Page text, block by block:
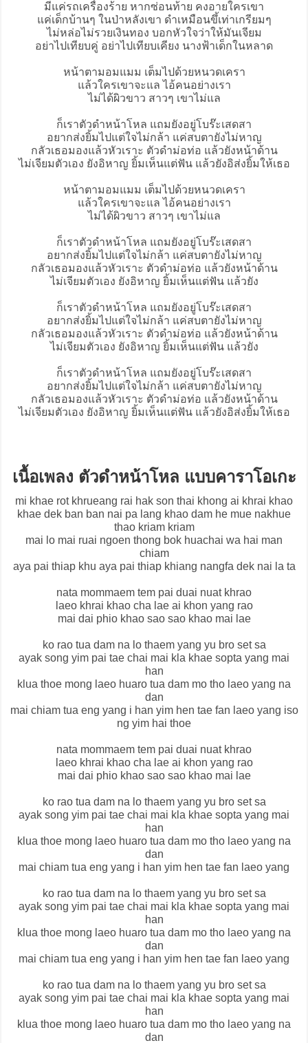
มีแค่รถเครื่องร้าย หากซ่อนท้าย คงอายใครเขา
แค่เด็กบ้านๆ ในป่าหลังเขา ดำเหมือนขึ้เท่าเกรียมๆ
ไม่หล่อไม่รวยเงินทอง บอกหัวใจว่าให้มันเจียม
อย่าไปเทียบคู่ อย่าไปเทียบเคียง นางฟ้าเด็กในหลาด
หน้าตามอมแมม เต็มไปด้วยหนวดเครา
แล้วใครเขาจะแล ไอ้คนอย่างเรา
ไม่ได้ผิวขาว สาวๆ เขาไม่แล
ก็เราตัวดำหน้าโหล แถมยังอยู่โบร๊ะเสดสา
อยากส่งยิ้มไปแต่ใจไม่กล้า แค่สบตายังไม่หาญ
กลัวเธอมองแล้วหัวเราะ ตัวดำม่อท่อ แล้วยังหน้าด้าน
ไม่เจียมตัวเอง ยังอิหาญ ยิ้มเห็นแต่ฟัน แล้วยังอิส่งยิ้มให้เธอ
หน้าตามอมแมม เต็มไปด้วยหนวดเครา
แล้วใครเขาจะแล ไอ้คนอย่างเรา
ไม่ได้ผิวขาว สาวๆ เขาไม่แล
ก็เราตัวดำหน้าโหล แถมยังอยู่โบร๊ะเสดสา
อยากส่งยิ้มไปแต่ใจไม่กล้า แค่สบตายังไม่หาญ
กลัวเธอมองแล้วหัวเราะ ตัวดำม่อท่อ แล้วยังหน้าด้าน
ไม่เจียมตัวเอง ยังอิหาญ ยิ้มเห็นแต่ฟัน แล้วยัง
ก็เราตัวดำหน้าโหล แถมยังอยู่โบร๊ะเสดสา
อยากส่งยิ้มไปแต่ใจไม่กล้า แค่สบตายังไม่หาญ
กลัวเธอมองแล้วหัวเราะ ตัวดำม่อท่อ แล้วยังหน้าด้าน
ไม่เจียมตัวเอง ยังอิหาญ ยิ้มเห็นแต่ฟัน แล้วยัง
ก็เราตัวดำหน้าโหล แถมยังอยู่โบร๊ะเสดสา
อยากส่งยิ้มไปแต่ใจไม่กล้า แค่สบตายังไม่หาญ
กลัวเธอมองแล้วหัวเราะ ตัวดำม่อท่อ แล้วยังหน้าด้าน
ไม่เจียมตัวเอง ยังอิหาญ ยิ้มเห็นแต่ฟัน แล้วยังอิส่งยิ้มให้เธอ
เนื้อเพลง ตัวดำหน้าโหล แบบคาราโอเกะ
mi khae rot khrueang rai hak son thai khong ai khrai khao
khae dek ban ban nai pa lang khao dam he mue nakhue
thao kriam kriam
mai lo mai ruai ngoen thong bok huachai wa hai man
chiam
aya pai thiap khu aya pai thiap khiang nangfa dek nai la ta
nata mommaem tem pai duai nuat khrao
laeo khrai khao cha lae ai khon yang rao
mai dai phio khao sao sao khao mai lae
ko rao tua dam na lo thaem yang yu bro set sa
ayak song yim pai tae chai mai kla khae sopta yang mai
han
klua thoe mong laeo huaro tua dam mo tho laeo yang na
dan
mai chiam tua eng yang i han yim hen tae fan laeo yang iso
ng yim hai thoe
nata mommaem tem pai duai nuat khrao
laeo khrai khao cha lae ai khon yang rao
mai dai phio khao sao sao khao mai lae
ko rao tua dam na lo thaem yang yu bro set sa
ayak song yim pai tae chai mai kla khae sopta yang mai
han
klua thoe mong laeo huaro tua dam mo tho laeo yang na
dan
mai chiam tua eng yang i han yim hen tae fan laeo yang
ko rao tua dam na lo thaem yang yu bro set sa
ayak song yim pai tae chai mai kla khae sopta yang mai
han
klua thoe mong laeo huaro tua dam mo tho laeo yang na
dan
mai chiam tua eng yang i han yim hen tae fan laeo yang
ko rao tua dam na lo thaem yang yu bro set sa
ayak song yim pai tae chai mai kla khae sopta yang mai
han
klua thoe mong laeo huaro tua dam mo tho laeo yang na
dan